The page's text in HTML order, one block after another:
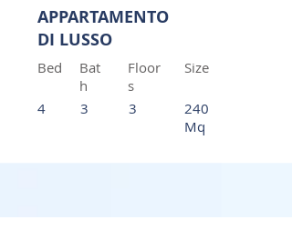
APPARTAMENTO
DI LUSSO
Bed
4
Bat
h
3
Floor
s
3
Size
240
Mq